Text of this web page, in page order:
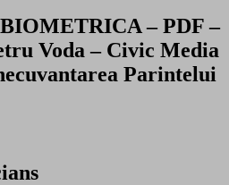
– PDF –
Voda – Civic Media
Parintelui